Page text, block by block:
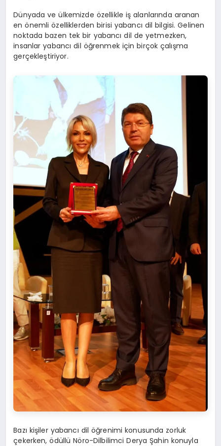
Dünyada ve ülkemizde özellikle iş alanlarında aranan
en önemli özelliklerden birisi yabancı dil bilgisi. Gelinen
noktada bazen tek bir yabancı dil de yetmezken,
insanlar yabancı dil öğrenmek için birçok çalışma
gerçekleştiriyor.
Bazı kişiler yabancı dil öğrenimi konusunda zorluk
çekerken, ödüllü Nöro-Dilbilimci Derya Şahin konuyla